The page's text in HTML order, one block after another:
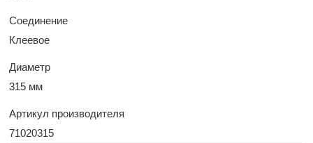
Соединение
Клеевое
Диаметр
315 мм
Артикул производителя
71020315